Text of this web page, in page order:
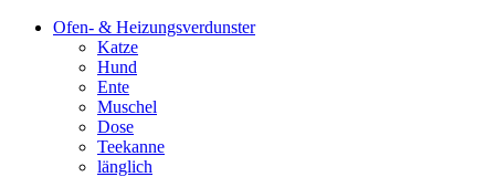
Ofen- & Heizungsverdunster
Katze
Hund
Ente
Muschel
Dose
Teekanne
länglich